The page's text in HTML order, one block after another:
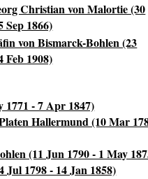
Christian von Malortie (30
Sep 1866)
von Bismarck-Bohlen (23
Feb 1908)
- 7 Apr 1847)
Hallermund (10 Mar
(11 Jun 1790 - 1 May
1798 - 14 Jan 1858)